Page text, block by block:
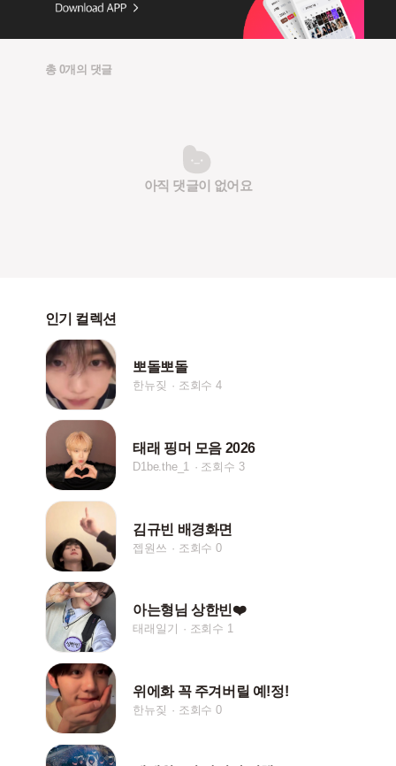
총 0개의 댓글
아직 댓글이 없어요
인기 컬렉션
뽀돌뽀돌
한뉴짖 조회수 4
태래 핑머 모음 2026
D1be.the_1 조회수 3
김규빈 배경화면
젭원쓰 조회수 0
아는형님 상한빈❤️
태래일기 조회수 1
위에화 꼭 주겨버릴 예!정!
한뉴짖 조회수 0